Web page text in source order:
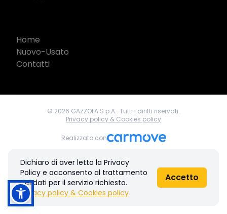
Home
Nuovo-Usato
Contatti
Dichiaro di aver letto la Privacy
Policy e acconsento al trattamento
dei dati per il servizio richiesto.
Privacy policy & Cookies policy
Accetto
© 2026 GAZZOLA S.p.A.. Tutti i diritti riservati.
Privacy policy & Cookies policy
Realizzato con